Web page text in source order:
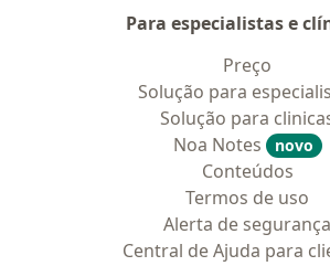
Para especialistas e
Preço
Solução para
Solução para
Noa Notes
novo
Conteúdos
Termos de uso
Alerta de segurança
Central de Ajuda para